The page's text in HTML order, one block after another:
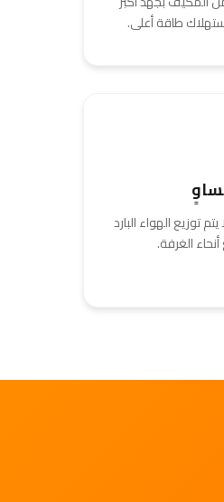
طاقة أعلى.
توزيع الهواء البارد
الغرفة.